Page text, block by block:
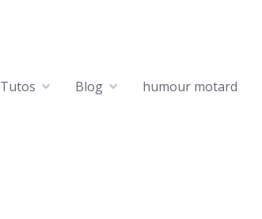
Tutos Blog humour motard